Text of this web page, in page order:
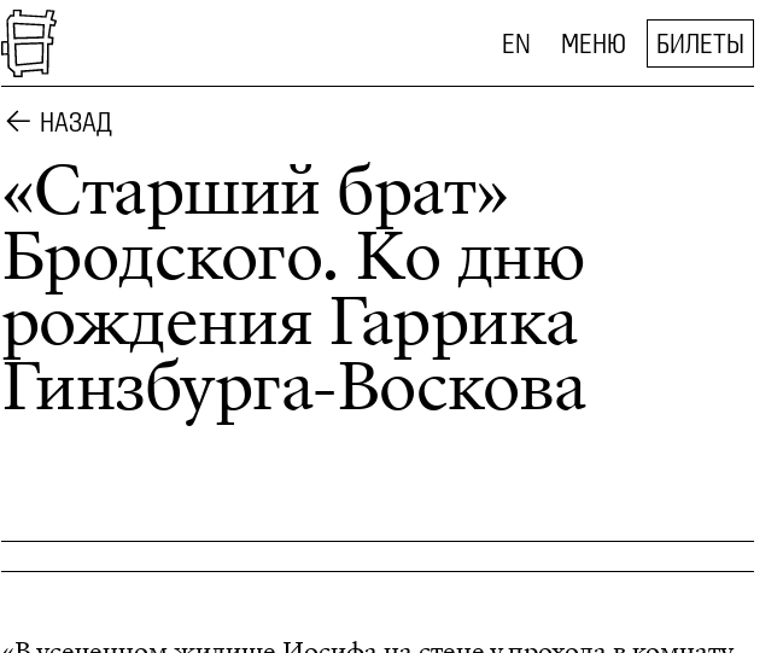
EN МЕНЮ БИЛЕТЫ
НАЗАД
«Старший брат»
Бродского. Ко дню
рождения Гаррика
Гинзбурга-Воскова